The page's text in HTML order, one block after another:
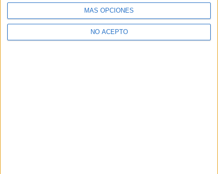
MÁS OPCIONES
NO ACEPTO